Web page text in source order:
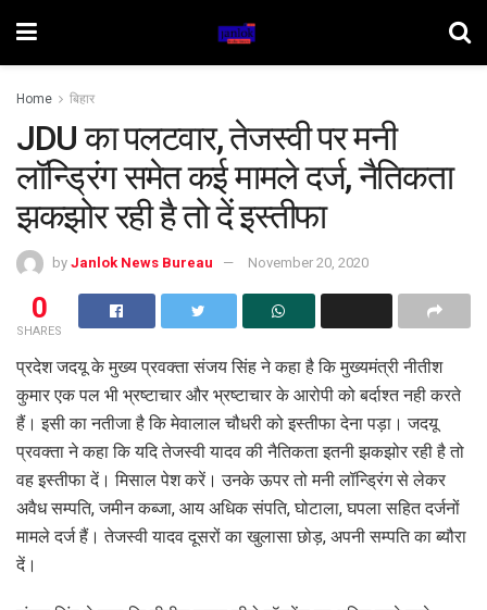
Home बिहार
JDU का पलटवार, तेजस्वी पर मनी
लॉन्ड्रिंग समेत कई मामले दर्ज, नैतिकता
झकझोर रही है तो दें इस्तीफा
by Janlok News Bureau November 20, 2020
0
SHARES
प्रदेश जदयू के मुख्य प्रवक्ता संजय सिंह ने कहा है कि मुख्यमंत्री नीतीश
कुमार एक पल भी भ्रष्टाचार और भ्रष्टाचार के आरोपी को बर्दाश्त नही करते
हैं। इसी का नतीजा है कि मेवालाल चौधरी को इस्तीफा देना पड़ा। जदयू
प्रवक्ता ने कहा कि यदि तेजस्वी यादव की नैतिकता इतनी झकझोर रही है तो
वह इस्तीफा दें। मिसाल पेश करें। उनके ऊपर तो मनी लॉन्ड्रिंग से लेकर
अवैध सम्पति, जमीन कब्जा, आय अधिक संपति, घोटाला, घपला सहित दर्जनों
मामले दर्ज हैं। तेजस्वी यादव दूसरों का खुलासा छोड़, अपनी सम्पति का ब्यौरा
दें।